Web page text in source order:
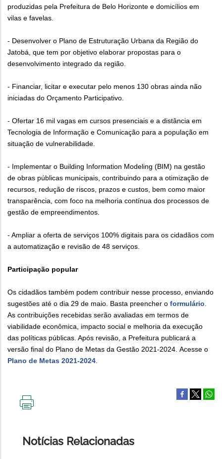
produzidas pela Prefeitura de Belo Horizonte e domicílios em
vilas e favelas.
- Desenvolver o Plano de Estruturação Urbana da Região do
Jatobá, que tem por objetivo elaborar propostas para o
desenvolvimento integrado da região.
- Financiar, licitar e executar pelo menos 130 obras ainda não
iniciadas do Orçamento Participativo.
- Ofertar 16 mil vagas em cursos presenciais e a distância em
Tecnologia de Informação e Comunicação para a população em
situação de vulnerabilidade.
- Implementar o Building Information Modeling (BIM) na gestão
de obras públicas municipais, contribuindo para a otimização de
recursos, redução de riscos, prazos e custos, bem como maior
transparência, com foco na melhoria contínua dos processos de
gestão de empreendimentos.
- Ampliar a oferta de serviços 100% digitais para os cidadãos com
a automatização e revisão de 48 serviços.
Participação popular
Os cidadãos também podem contribuir nesse processo, enviando
sugestões até o dia 29 de maio. Basta preencher o formulário.
As contribuições recebidas serão avaliadas em termos de
viabilidade econômica, impacto social e melhoria da execução
das políticas públicas. Após revisão, a Prefeitura publicará a
versão ﬁnal do Plano de Metas da Gestão 2021-2024. Acesse o
Plano de Metas 2021-2024.
Notícias Relacionadas